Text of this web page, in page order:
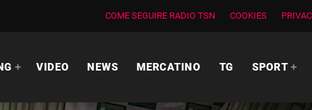
COME SEGUIRE RADIO TSN COOKIES
VIDEO NEWS MERCATINO TG SPORT